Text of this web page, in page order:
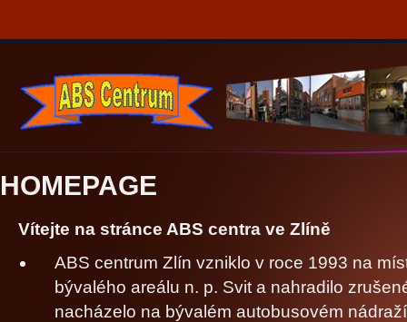
HOMEPAGE
Vítejte na stránce ABS centra ve Zlíně
ABS centrum Zlín vzniklo v roce 1993 na
bývalého areálu n. p. Svit a nahradilo
nacházelo na bývalém autobusovém